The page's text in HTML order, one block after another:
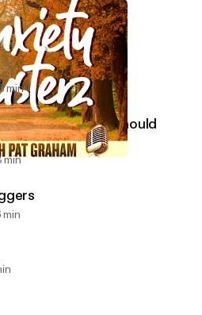
the Monkey
min
Sufferers Should
min
min